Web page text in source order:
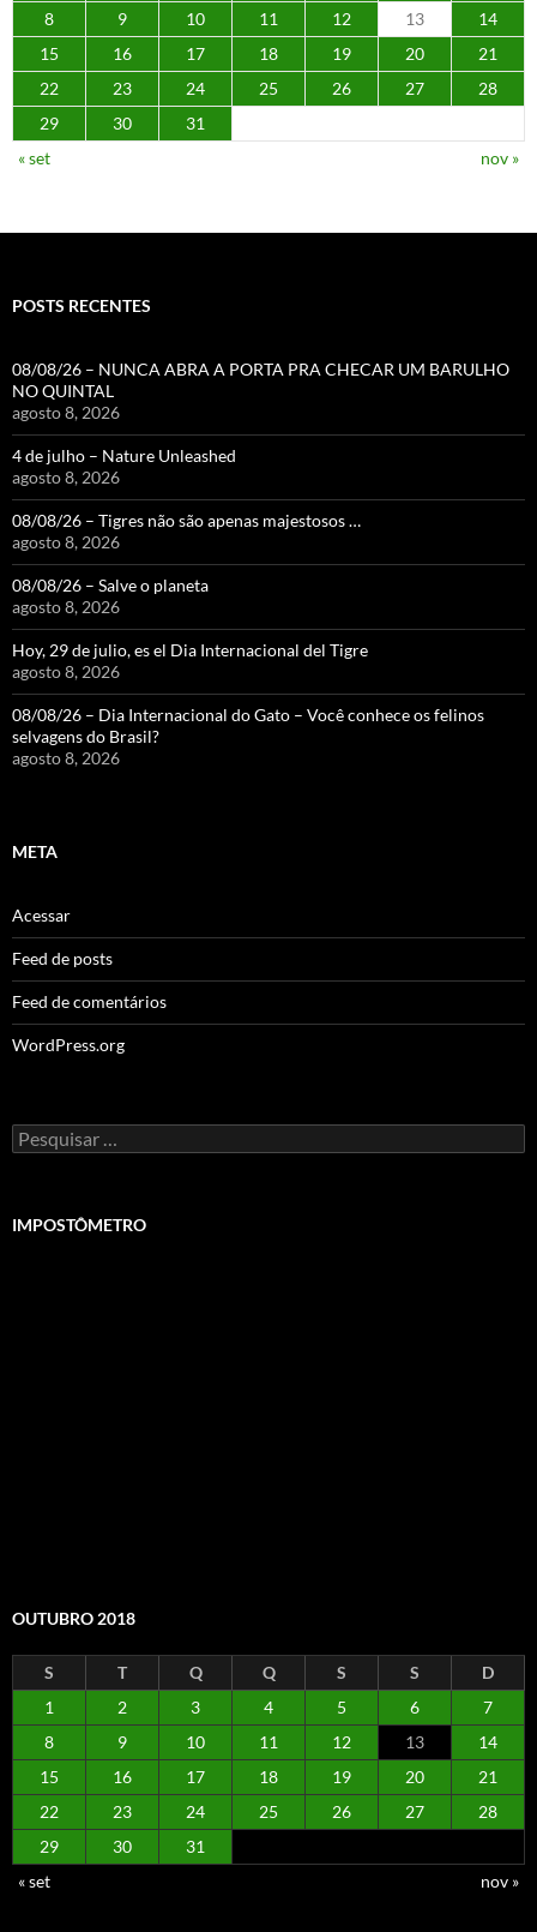
8 9 10 11 12 13
14
15
16 17 18 19 20
21
22
23 24 25 26 27
28
29
30
31
« set
nov »
POSTS RECENTES
08/08/26 – NUNCA ABRA A PORTA PRA CHECAR UM BARULHO
NO QUINTAL
agosto 8, 2026
4 de julho – Nature Unleashed
agosto 8, 2026
08/08/26 – Tigres não são apenas majestosos …
agosto 8, 2026
08/08/26 – Salve o planeta
agosto 8, 2026
Hoy, 29 de julio, es el Dia Internacional del Tigre
agosto 8, 2026
08/08/26 – Dia Internacional do Gato – Você conhece os felinos
selvagens do Brasil?
agosto 8, 2026
META
Acessar
Feed de posts
Feed de comentários
WordPress.org
Pesquisar
por:
IMPOSTÔMETRO
OUTUBRO 2018
S T Q Q S S
D
1
2 3 4 5 6
7
8
9 10 11 12 13
14
15
16 17 18 19 20
21
22
23 24 25 26 27
28
29
30
31
« set
nov »